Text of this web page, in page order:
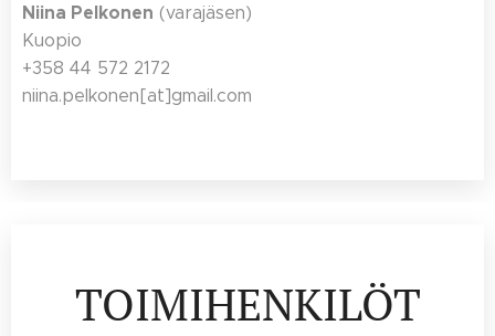
Niina Pelkonen (varajäsen)
Kuopio
+358 44 572 2172
niina.pelkonen[at]gmail.com
TOIMIHENKILÖT